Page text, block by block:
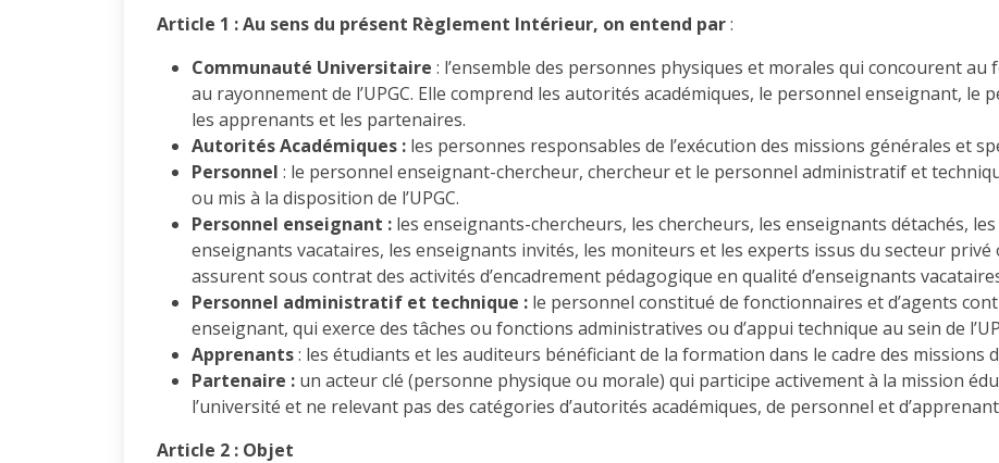
Article 1 : Au sens du présent Règlement Intérieur, on entend par:
Communauté Universitaire : l’ensemble des personnes physiques et morales qui concourent
au rayonnement de l’UPGC. Elle comprend les autorités académiques, le personnel enseignant,
les apprenants et les partenaires.
Autorités Académiques : les personnes responsables de l’exécution des missions générales et
Personnel : le personnel enseignant-chercheur, chercheur et le personnel administratif et
ou mis à la disposition de l’UPGC.
Personnel enseignant : les enseignants-chercheurs, les chercheurs, les enseignants détachés,
enseignants vacataires, les enseignants invités, les moniteurs et les experts issus du secteur
assurent sous contrat des activités d’encadrement pédagogique en qualité d’enseignants
Personnel administratif et technique : le personnel constitué de fonctionnaires et d’agents
enseignant, qui exerce des tâches ou fonctions administratives ou d’appui technique au sein de
Apprenants: les étudiants et les auditeurs bénéficiant de la formation dans le cadre des missions
Partenaire : un acteur clé (personne physique ou morale) qui participe activement à la mission
l’université et ne relevant pas des catégories d’autorités académiques, de personnel et
Article 2 : Objet